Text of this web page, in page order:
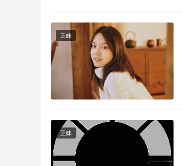
正妹
正妹